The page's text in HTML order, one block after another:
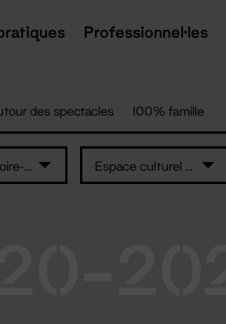
Professionnel·les
des spectacles 100% famille
Ailleurs en Loire-Atlantique Espace culturel Le Préambule